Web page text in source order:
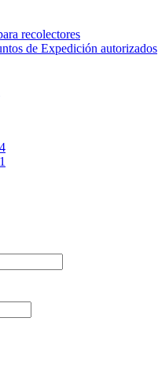
recolectores
de Expedición autorizados